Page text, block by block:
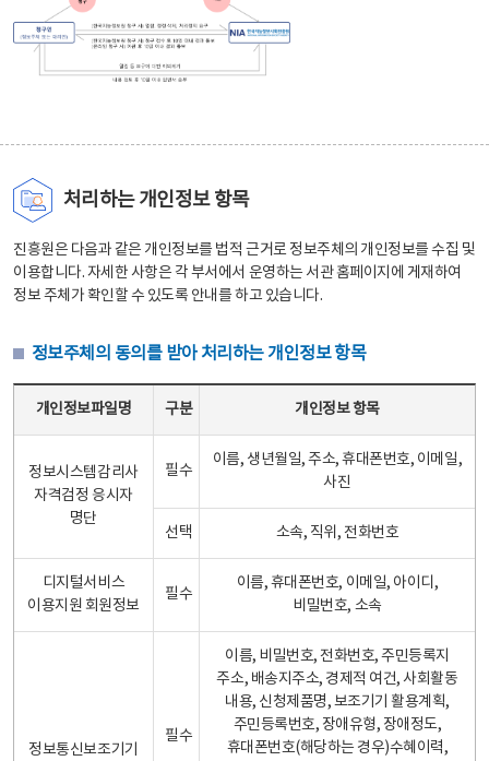
처리하는 개인정보 항목
진흥원은 다음과 같은 개인정보를 법적 근거로 정보주체의 개인정보를 수집 및
이용합니다. 자세한 사항은 각 부서에서 운영하는 서관 홈페이지에 게재하여
정보 주체가 확인할 수 있도록 안내를 하고 있습니다.
정보주체의 동의를 받아 처리하는 개인정보 항목
개인정보파일명 구분 개인정보 항목
정보시스템감리사
자격검정 응시자
명단
필수
이름, 생년월일, 주소, 휴대폰번호, 이메일,
사진
선택 소속, 직위, 전화번호
디지털서비스
이용지원 회원정보
필수
이름, 휴대폰번호, 이메일, 아이디,
비밀번호, 소속
정보통신보조기기
필수
이름, 비밀번호, 전화번호, 주민등록지
주소, 배송지주소, 경제적 여건, 사회활동
내용, 신청제품명, 보조기기 활용계획,
주민등록번호, 장애유형, 장애정도,
휴대폰번호(해당하는 경우)수혜이력,